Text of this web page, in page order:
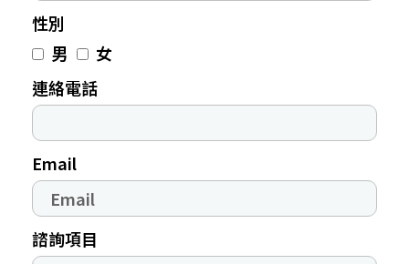
性別
男
女
連絡電話
Email
諮詢項目